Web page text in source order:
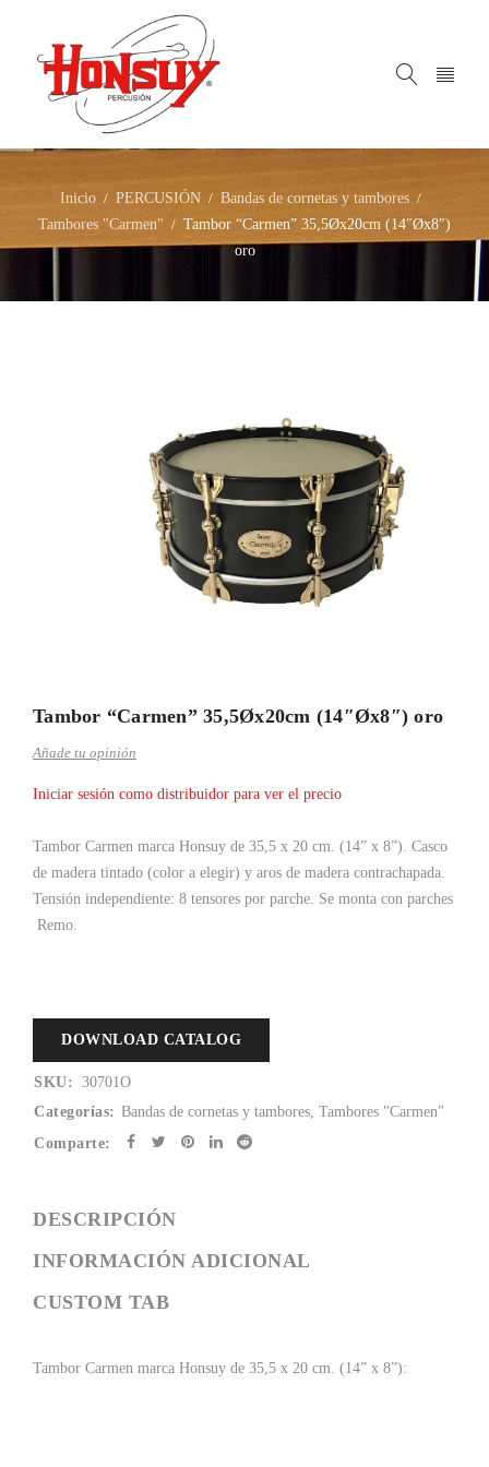
Inicio / PERCUSIÓN / Bandas de cornetas y tambores /
Tambores "Carmen" / Tambor “Carmen” 35,5Øx20cm (14″Øx8″)
oro
Tambor “Carmen” 35,5Øx20cm (14″Øx8″) oro
Añade tu opinión
Iniciar sesión como distribuidor para ver el precio
Tambor Carmen marca Honsuy de 35,5 x 20 cm. (14” x 8”). Casco
de madera tintado (color a elegir) y aros de madera contrachapada.
Tensión independiente: 8 tensores por parche. Se monta con parches
Remo.
DOWNLOAD CATALOG
SKU: 30701O
Categorías: Bandas de cornetas y tambores, Tambores "Carmen"
Comparte:
DESCRIPCIÓN
INFORMACIÓN ADICIONAL
CUSTOM TAB
Tambor Carmen marca Honsuy de 35,5 x 20 cm. (14” x 8”):